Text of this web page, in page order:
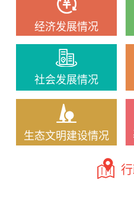
经济发展情况
社会发展情况
生态文明建设情况